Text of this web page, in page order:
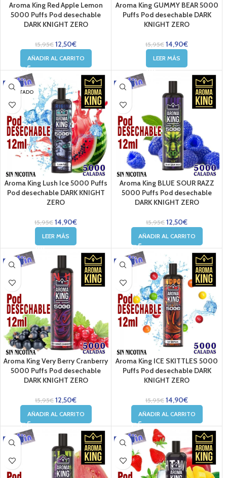
Aroma King Red Apple Lemon
5000 Puffs Pod desechable
DARK KNIGHT ZERO
15,95€ 12,50€
AÑADIR AL CARRITO
Aroma King GUMMY BEAR 5000
Puffs Pod desechable DARK
KNIGHT ZERO
15,95€ 14,90€
LEER MÁS
-7%
AGOTADO
Aroma King Lush Ice 5000 Puffs
Pod desechable DARK KNIGHT
ZERO
15,95€ 14,90€
LEER MÁS
-22%
Aroma King BLUE SOUR RAZZ
5000 Puffs Pod desechable
DARK KNIGHT ZERO
15,95€ 12,50€
AÑADIR AL CARRITO
-22%
Aroma King Very Berry Cranberry
5000 Puffs Pod desechable
DARK KNIGHT ZERO
15,95€ 12,50€
AÑADIR AL CARRITO
-7%
Aroma King ICE SKITTLES 5000
Puffs Pod desechable DARK
KNIGHT ZERO
15,95€ 14,90€
AÑADIR AL CARRITO
-22% -7%